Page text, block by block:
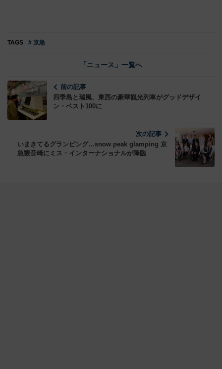
TAGS # 京急
「ニュース」一覧へ
前の記事
四季島と瑞風、東西の豪華観光列車がグッドデザイ
ン・ベスト100に
次の記事
いまきてるグランピング…snow peak glamping 京
急観音崎にミス・インターナショナルが降臨